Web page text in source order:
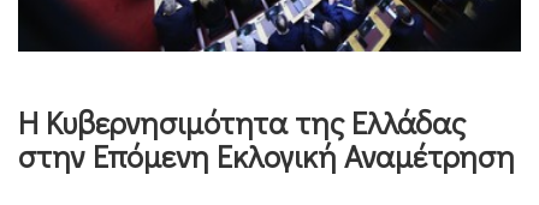
Η Κυβερνησιμότητα της Ελλάδας
στην Επόμενη Εκλογική Αναμέτρηση